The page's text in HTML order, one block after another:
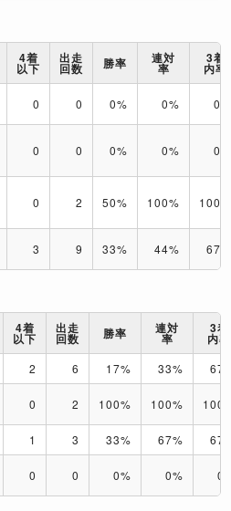
4着
以下
出走
回数 勝率 連対
率
3着
内率
0 0 0% 0%
0 0 0% 0%
0 2 50% 100%
3 9 33% 44%
4着
以下
出走
回数 勝率 連対
率
3着
内率
2 6 17% 33%
0 2 100% 100%
1 3 33% 67%
0 0 0% 0%